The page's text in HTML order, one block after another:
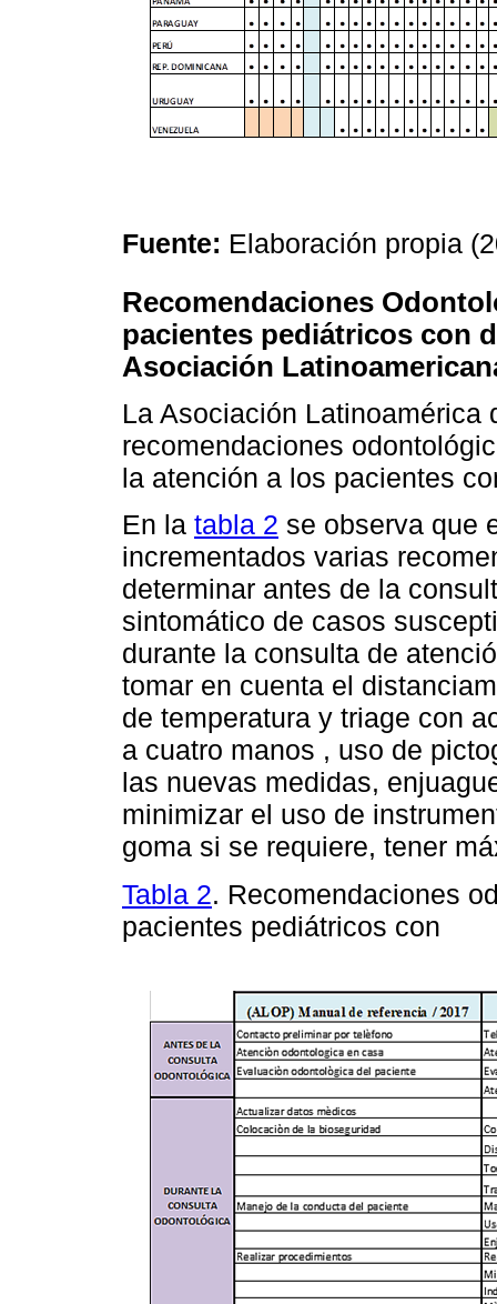
Fuente: Elaboración propia
Recomendaciones
pacientes pediátricos con
Asociación
La Asociación Latinoamérica
recomendaciones
la atención a los pacientes
En la tabla 2 se observa que
incrementados varias
determinar antes de la
sintomático de casos
durante la consulta de
tomar en cuenta el
de temperatura y triage con
a cuatro manos , uso de
las nuevas medidas,
minimizar el uso de
goma si se requiere, tener
Tabla 2. Recomendaciones
pacientes pediátricos con